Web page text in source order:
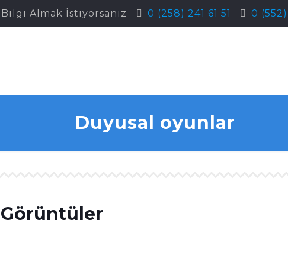
Almak İstiyorsanız 0 (258) 241 61 51 0
Duyusal oyunlar
Görüntüler